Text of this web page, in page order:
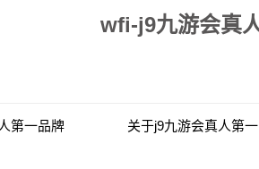
wfi-j9九游会真
第一品牌 关于j9九游会真人第